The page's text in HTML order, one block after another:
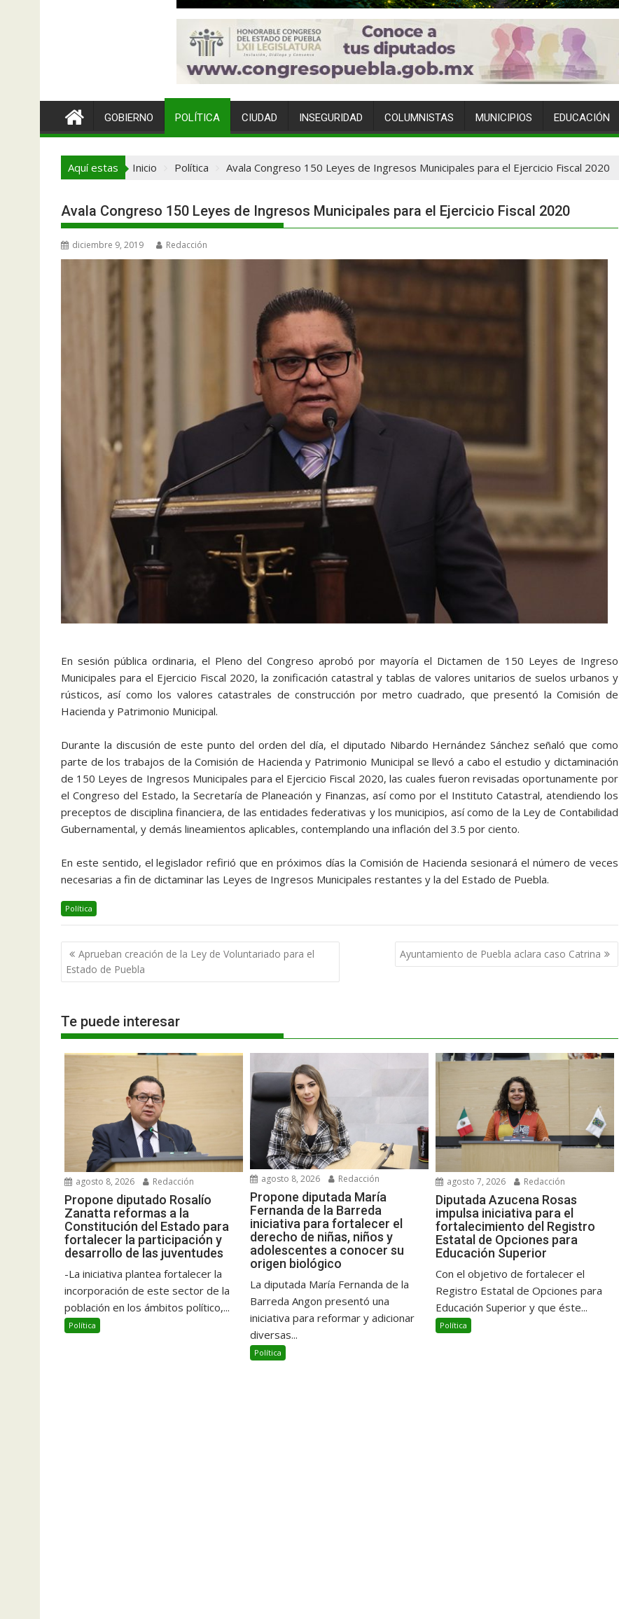
GOBIERNO POLÍTICA CIUDAD INSEGURIDAD COLUMNISTAS MUNICIPIOS EDUCACIÓN
Aquí estas Inicio Política Avala Congreso 150 Leyes de Ingresos Municipales para el Ejercicio Fiscal 2020
Avala Congreso 150 Leyes de Ingresos Municipales para el Ejercicio Fiscal 2020
diciembre 9, 2019 Redacción
En sesión pública ordinaria, el Pleno del Congreso aprobó por mayoría el Dictamen de 150 Leyes de Ingreso
Municipales para el Ejercicio Fiscal 2020, la zonificación catastral y tablas de valores unitarios de suelos urbanos y
rústicos, así como los valores catastrales de construcción por metro cuadrado, que presentó la Comisión de
Hacienda y Patrimonio Municipal.
Durante la discusión de este punto del orden del día, el diputado Nibardo Hernández Sánchez señaló que como
parte de los trabajos de la Comisión de Hacienda y Patrimonio Municipal se llevó a cabo el estudio y dictaminación
de 150 Leyes de Ingresos Municipales para el Ejercicio Fiscal 2020, las cuales fueron revisadas oportunamente por
el Congreso del Estado, la Secretaría de Planeación y Finanzas, así como por el Instituto Catastral, atendiendo los
preceptos de disciplina financiera, de las entidades federativas y los municipios, así como de la Ley de Contabilidad
Gubernamental, y demás lineamientos aplicables, contemplando una inflación del 3.5 por ciento.
En este sentido, el legislador refirió que en próximos días la Comisión de Hacienda sesionará el número de veces
necesarias a fin de dictaminar las Leyes de Ingresos Municipales restantes y la del Estado de Puebla.
Política
Navegación
de
entradas
Aprueban creación de la Ley de Voluntariado para el
Estado de Puebla
Ayuntamiento de Puebla aclara caso Catrina
Te puede interesar
agosto 8, 2026 Redacción
Propone diputado Rosalío
Zanatta reformas a la
Constitución del Estado para
fortalecer la participación y
desarrollo de las juventudes
-La iniciativa plantea fortalecer la
incorporación de este sector de la
población en los ámbitos político,...
Política
agosto 8, 2026 Redacción
Propone diputada María
Fernanda de la Barreda
iniciativa para fortalecer el
derecho de niñas, niños y
adolescentes a conocer su
origen biológico
La diputada María Fernanda de la
Barreda Angon presentó una
iniciativa para reformar y adicionar
diversas...
Política
agosto 7, 2026 Redacción
Diputada Azucena Rosas
impulsa iniciativa para el
fortalecimiento del Registro
Estatal de Opciones para
Educación Superior
Con el objetivo de fortalecer el
Registro Estatal de Opciones para
Educación Superior y que éste...
Política